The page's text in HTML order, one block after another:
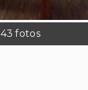
43 fotos